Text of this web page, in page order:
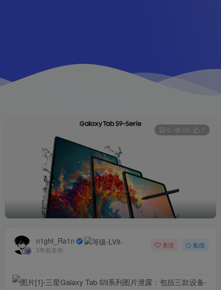
0 59 7
n1ght_Ra1n
3年前发布
关注 私信